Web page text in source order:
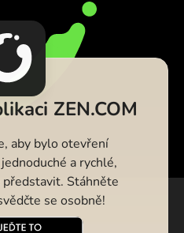
ZEN.COM
aby bylo otevření
a rychlé,
představit. Stáhněte
se osobně!